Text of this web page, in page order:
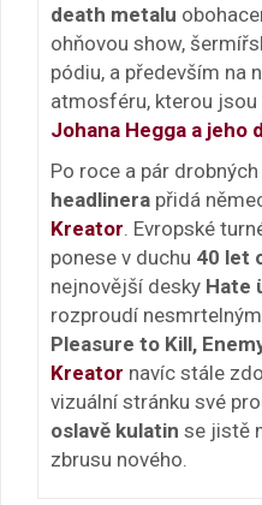
death metalu
ohňovou show,
pódiu, a především na
atmosféru, kterou jsou
Johana Hegga a jeho
Po roce a pár
headlinera přidá
Kreator . Evropské
ponese v duchu 40 let
nejnovější desky Hate
rozproudí
Pleasure to Kill,
Kreator navíc stále
vizuální stránku své
oslavě kulatin se jistě
zbrusu nového.